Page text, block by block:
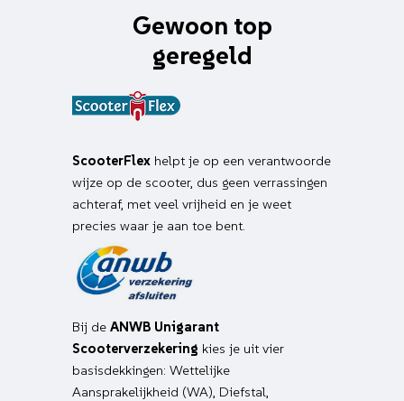
Gewoon top
geregeld
ScooterFlex helpt je op een verantwoorde
wijze op de scooter, dus geen verrassingen
achteraf, met veel vrijheid en je weet
precies waar je aan toe bent.
Bij de ANWB Unigarant
Scooterverzekering kies je uit vier
basisdekkingen: Wettelijke
Aansprakelijkheid (WA), Diefstal,